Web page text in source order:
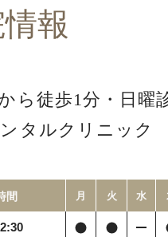
報
ら徒歩1分・ 日曜
タルクリニック
間 月 火 水